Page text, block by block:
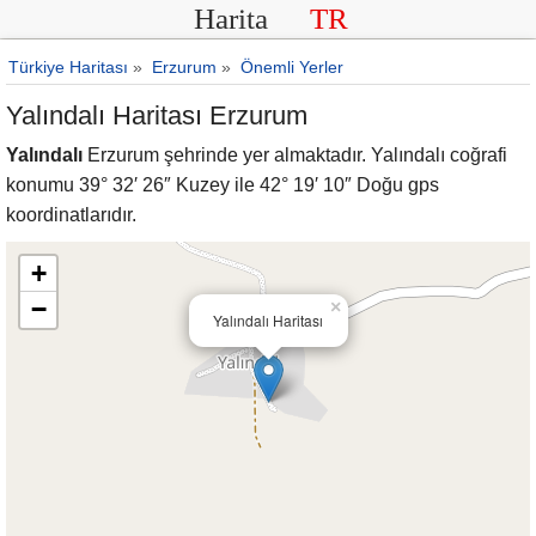
Harita TR
Türkiye Haritası » Erzurum » Önemli Yerler
Yalındalı Haritası Erzurum
Yalındalı Erzurum şehrinde yer almaktadır. Yalındalı coğrafi
konumu 39° 32′ 26″ Kuzey ile 42° 19′ 10″ Doğu gps
koordinatlarıdır.
Yalındalı Haritası
×
+
−